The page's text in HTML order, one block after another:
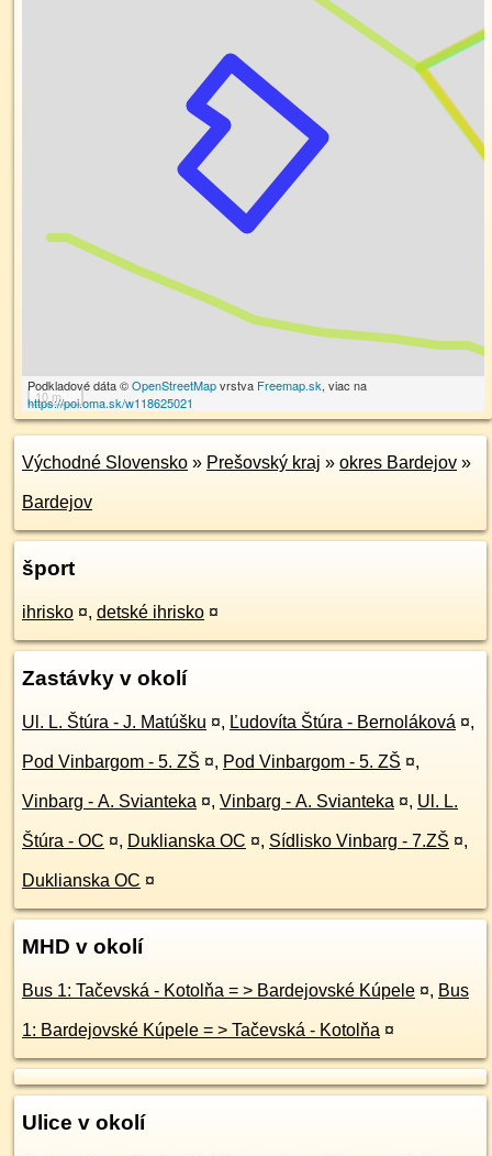
10 m
Podkladové dáta ©OpenStreetMapvrstva Freemap.sk, viac na
https://poi.oma.sk/w118625021
Východné Slovensko » Prešovský kraj » okres Bardejov »
Bardejov
šport
ihrisko ¤, detské ihrisko ¤
Zastávky v okolí
Ul. L. Štúra - J. Matúšku ¤, Ľudovíta Štúra - Bernoláková ¤,
Pod Vinbargom - 5. ZŠ ¤, Pod Vinbargom - 5. ZŠ ¤,
Vinbarg - A. Svianteka ¤, Vinbarg - A. Svianteka ¤, Ul. L.
Štúra - OC ¤, Duklianska OC ¤, Sídlisko Vinbarg - 7.ZŠ ¤,
Duklianska OC ¤
MHD v okolí
Bus 1: Tačevská - Kotolňa = > Bardejovské Kúpele ¤, Bus
1: Bardejovské Kúpele = > Tačevská - Kotolňa ¤
Ulice v okolí